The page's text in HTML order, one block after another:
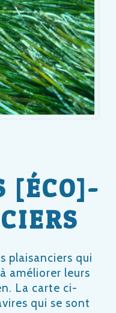
[ÉCO]-
plaisanciers qui
améliorer leurs
La carte ci-
qui se sont